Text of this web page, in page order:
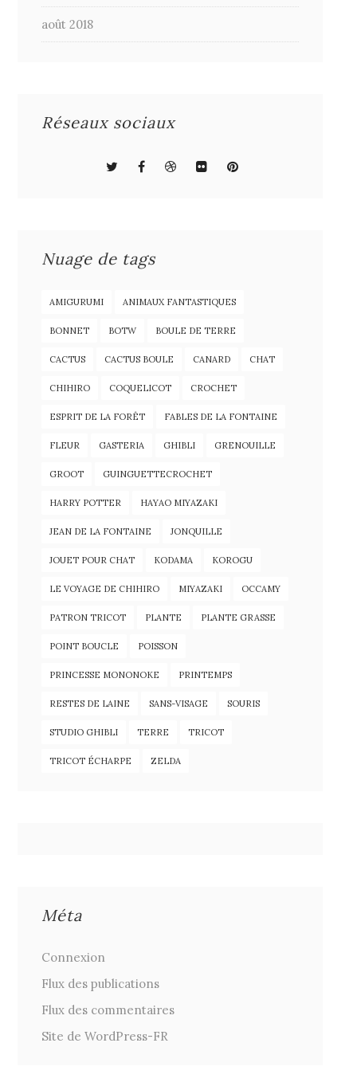
août 2018
Réseaux sociaux
Nuage de tags
AMIGURUMI ANIMAUX FANTASTIQUES
BONNET BOTW BOULE DE TERRE
CACTUS CACTUS BOULE CANARD CHAT
CHIHIRO COQUELICOT CROCHET
ESPRIT DE LA FORÊT FABLES DE LA FONTAINE
FLEUR GASTERIA GHIBLI GRENOUILLE
GROOT GUINGUETTECROCHET
HARRY POTTER HAYAO MIYAZAKI
JEAN DE LA FONTAINE JONQUILLE
JOUET POUR CHAT KODAMA KOROGU
LE VOYAGE DE CHIHIRO MIYAZAKI OCCAMY
PATRON TRICOT PLANTE PLANTE GRASSE
POINT BOUCLE POISSON
PRINCESSE MONONOKE PRINTEMPS
RESTES DE LAINE SANS-VISAGE SOURIS
STUDIO GHIBLI TERRE TRICOT
TRICOT ÉCHARPE ZELDA
Méta
Connexion
Flux des publications
Flux des commentaires
Site de WordPress-FR